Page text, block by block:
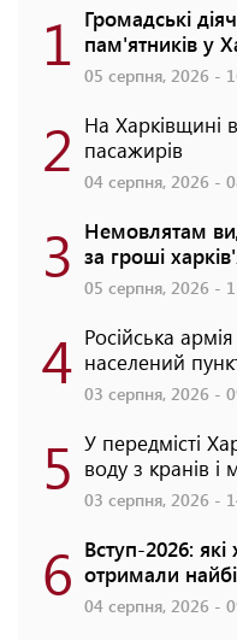
1 Громадські
пам'ятників у
05 серпня, 2026 -
2 На Харківщині
пасажирів
04 серпня, 2026 -
3 Немовлятам
за гроші
05 серпня, 2026 -
4 Російська
населений
03 серпня, 2026 -
5 У передмісті
воду з кранів
03 серпня, 2026 -
6 Вступ-2026: які
отримали
04 серпня, 2026 -